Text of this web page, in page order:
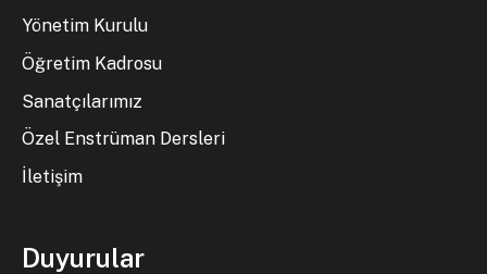
Yönetim Kurulu
Öğretim Kadrosu
Sanatçılarımız
Özel Enstrüman Dersleri
İletişim
Duyurular